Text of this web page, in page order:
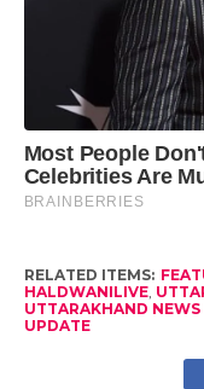
RELATED ITEMS:
HALDWANILIVE,
UTTARAKHAND
UPDATE